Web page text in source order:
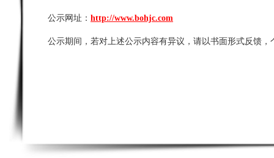
公示网址： http://www.bohjc.com
公示期间，若对上述公示内容有异议，请以书面形式反馈，